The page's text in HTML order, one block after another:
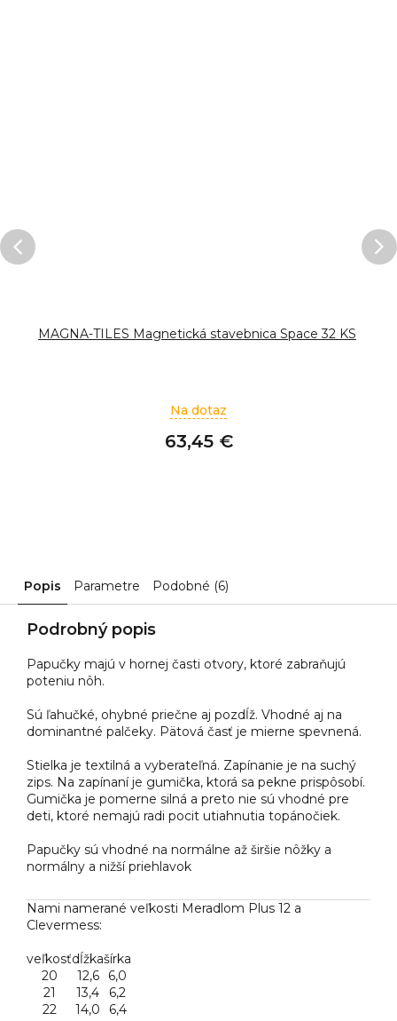
MAGNA-TILES Magnetická stavebnica Space 32 KS
Na dotaz
63,45 €
Popis Parametre Podobné (6)
Podrobný popis
Papučky majú v hornej časti otvory, ktoré zabraňujú
poteniu nôh.
Sú ľahučké, ohybné priečne aj pozdĺž. Vhodné aj na
dominantné palčeky. Pätová časť je mierne spevnená.
Stielka je textilná a vyberateľná. Zapínanie je na suchý
zips. Na zapínaní je gumička, ktorá sa pekne prispôsobí.
Gumička je pomerne silná a preto nie sú vhodné pre
deti, ktoré nemajú radi pocit utiahnutia topánočiek.
Papučky sú vhodné na normálne až širšie nôžky a
normálny a nižší priehlavok
Nami namerané veľkosti Meradlom Plus 12 a
Clevermess:
veľkosťdĺžkašírka
20
12,6
6,0
21
13,4
6,2
22
14,0
6,4